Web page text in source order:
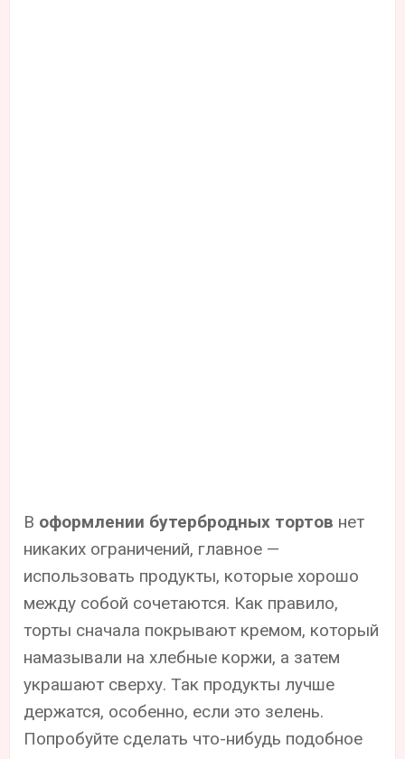
В оформлении бутербродных тортов нет
никаких ограничений, главное —
использовать продукты, которые хорошо
между собой сочетаются. Как правило,
торты сначала покрывают кремом, который
намазывали на хлебные коржи, а затем
украшают сверху. Так продукты лучше
держатся, особенно, если это зелень.
Попробуйте сделать что-нибудь подобное